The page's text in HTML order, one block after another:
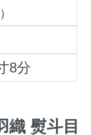
8分
織 熨斗目